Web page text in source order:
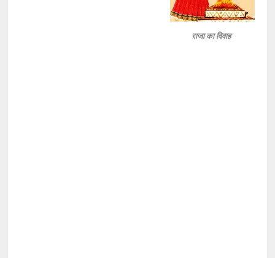
राजा का विवाह